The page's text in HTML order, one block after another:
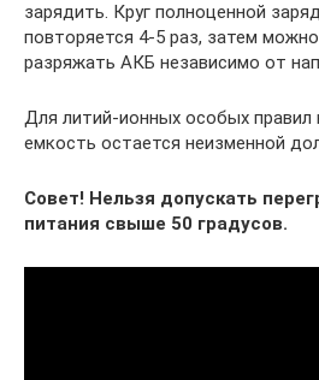
зарядить. Круг полноценной
повторяется 4-5 раз, затем
разряжать АКБ независимо от
Для литий-ионных особых правил
емкость остается неизменной
Совет! Нельзя допускать
питания свыше 50 градусов.